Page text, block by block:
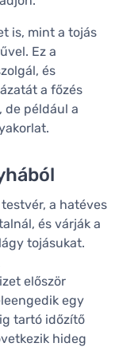
is, mint a tojás
Ez a
és
a főzés
de például a
a hatéves
és várják a
tojásukat.
először
egy
tartó időzítő
hideg